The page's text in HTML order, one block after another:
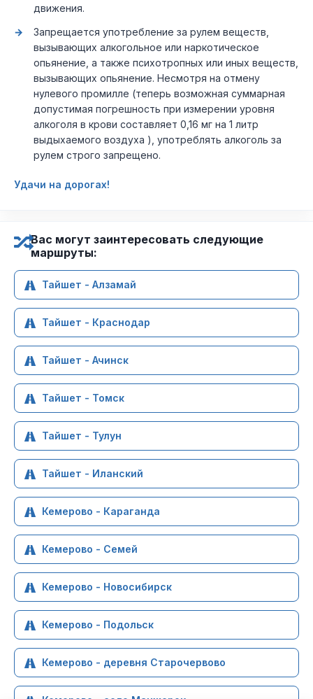
движения.
Запрещается употребление за рулем веществ,
вызывающих алкогольное или наркотическое
опьянение, а также психотропных или иных веществ,
вызывающих опьянение. Несмотря на отмену
нулевого промилле (теперь возможная суммарная
допустимая погрешность при измерении уровня
алкоголя в крови составляет 0,16 мг на 1 литр
выдыхаемого воздуха ), употреблять алкоголь за
рулем строго запрещено.
Удачи на дорогах!
Вас могут заинтересовать следующие
маршруты:
Тайшет - Алзамай
Тайшет - Краснодар
Тайшет - Ачинск
Тайшет - Томск
Тайшет - Тулун
Тайшет - Иланский
Кемерово - Караганда
Кемерово - Семей
Кемерово - Новосибирск
Кемерово - Подольск
Кемерово - деревня Старочервово